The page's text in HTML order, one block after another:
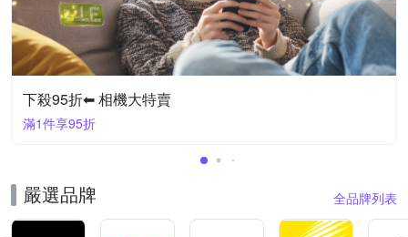
下殺95折⬅︎ 相機大特賣
滿1件享95折
嚴選品牌 全品牌列表